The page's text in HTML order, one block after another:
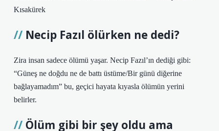
Kısakürek
Necip Fazıl ölürken ne dedi?
Zira insan sadece ölümü yaşar. Necip Fazıl’ın dediği gibi:
“Güneş ne ​​doğdu ne de battı üstüme/Bir günü diğerine
bağlayamadım” bu, geçici hayata kıyasla ölümün yerini
belirler.
Ölüm gibi bir şey oldu ama